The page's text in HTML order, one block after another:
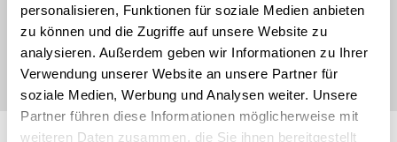
personalisieren, Funktionen für soziale Medien anbieten
zu können und die Zugriffe auf unsere Website zu
analysieren. Außerdem geben wir Informationen zu Ihrer
Verwendung unserer Website an unsere Partner für
soziale Medien, Werbung und Analysen weiter. Unsere
Partner führen diese Informationen möglicherweise mit
weiteren Daten zusammen, die Sie ihnen bereitgestellt
©Newsload/System